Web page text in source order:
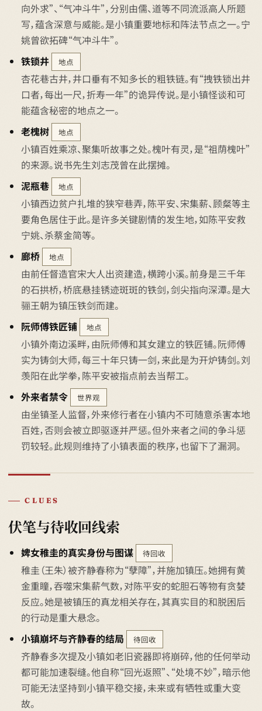
向外求”、“气冲斗牛”，分别由儒、道等不同流派高人所题
写，蕴含深意与威能。是小镇重要地标和阵法节点之一。宁
姚曾欲拓碑“气冲斗牛”。
铁锁井
地点
杏花巷古井，井口垂有不知多长的粗铁链。有“拽铁锁出井
口者，每出一尺，折寿一年”的诡异传说。是小镇怪谈和可
能蕴含秘密的地点之一。
老槐树
地点
小镇百姓乘凉、聚集听故事之处。槐叶有灵，是“祖荫槐叶”
的来源。说书先生刘志茂曾在此摆摊。
泥瓶巷
地点
小镇西边贫户扎堆的狭窄巷弄，陈平安、宋集薪、顾粲等主
要角色居住于此。是许多关键剧情的发生地，如陈平安救
宁姚、杀蔡金简等。
廊桥
地点
由前任督造官宋大人出资建造，横跨小溪。前身是三千年
的石拱桥，桥底悬挂锈迹斑斑的铁剑，剑尖指向深潭。是大
骊王朝为镇压铁剑而建。
阮师傅铁匠铺
地点
小镇外南边溪畔，由阮师傅和其女建立的铁匠铺。阮师傅
实为铸剑大师，每三十年只铸一剑，来此是为开炉铸剑。刘
羡阳在此学拳，陈平安被指点前去当帮工。
外来者禁令
世界观
由坐镇圣人监督，外来修行者在小镇内不可随意杀害本地
百姓，否则会被立即驱逐并严惩。但外来者之间的争斗惩
罚较轻。此规则维持了小镇表面的秩序，也留下了漏洞。
CLUES
伏笔与待收回线索
婢女稚圭的真实身份与图谋 待回收
稚圭（王朱）被齐静春称为“孽障”，并施加镇压。她拥有黄
金重瞳，吞噬宋集薪气数，对陈平安的蛇胆石等物有贪婪
反应。她是被镇压的真龙相关存在，其真实目的和脱困后
的行动是重大悬念。
小镇崩坏与齐静春的结局
待回收
齐静春多次提及小镇如老旧瓷器即将崩碎，他的任何举动
都可能加速裂缝。他自称“回光返照”、“处境不妙”，暗示他
可能无法坚持到小镇平稳交接，未来或有牺牲或重大变
故。